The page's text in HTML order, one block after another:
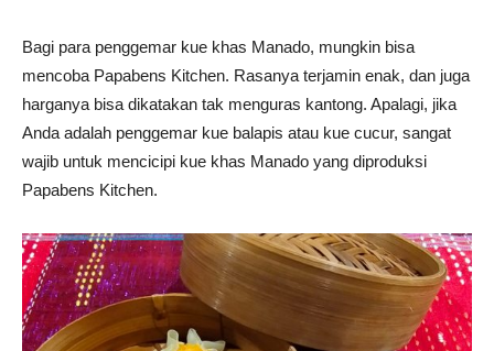
Bagi para penggemar kue khas Manado, mungkin bisa
mencoba Papabens Kitchen. Rasanya terjamin enak, dan juga
harganya bisa dikatakan tak menguras kantong. Apalagi, jika
Anda adalah penggemar kue balapis atau kue cucur, sangat
wajib untuk mencicipi kue khas Manado yang diproduksi
Papabens Kitchen.